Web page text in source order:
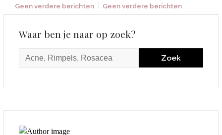
Geen verdere berichten Geen verdere berichten
Waar ben je naar op zoek?